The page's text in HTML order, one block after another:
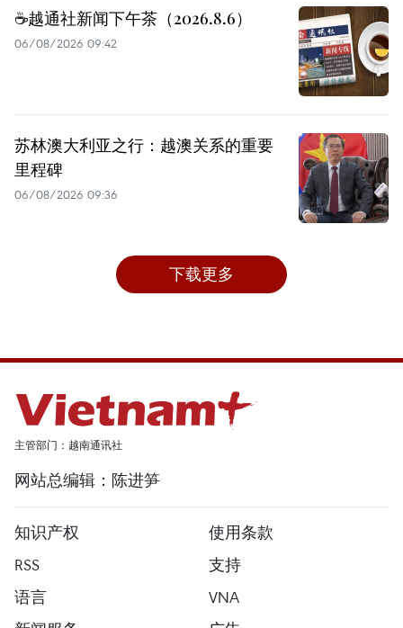
☕️越通社新闻下午茶（2026.8.6）
06/08/2026 09:42
苏林澳大利亚之行：越澳关系的重要
里程碑
06/08/2026 09:36
下载更多
主管部门：越南通讯社
网站总编辑：陈进笋
知识产权
使用条款
RSS
支持
语言
VNA